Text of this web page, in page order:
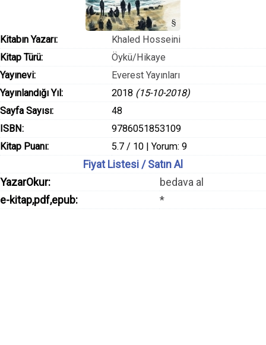
Kitabın Yazarı:
Khaled Hosseini
Kitap Türü:
Öykü/Hikaye
Yayınevi:
Everest Yayınları
Yayınlandığı Yıl:
2018 (15-10-2018)
Sayfa Sayısı:
48
ISBN:
9786051853109
Kitap Puanı:
5.7 / 10 | Yorum: 9
Fiyat Listesi / Satın Al
YazarOkur:
bedava al
e-kitap,pdf,epub:
*